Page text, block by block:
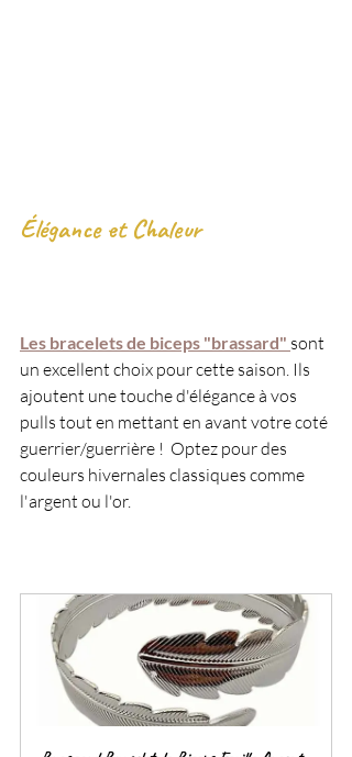
Élégance et Chaleur
Les bracelets de biceps "brassard" sont
un excellent choix pour cette saison. Ils
ajoutent une touche d'élégance à vos
pulls tout en mettant en avant votre coté
guerrier/guerrière !  Optez pour des
couleurs hivernales classiques comme
l'argent ou l'or.